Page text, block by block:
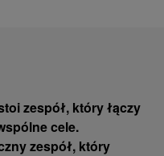
zespół, który łączy
cele.
zespół, który